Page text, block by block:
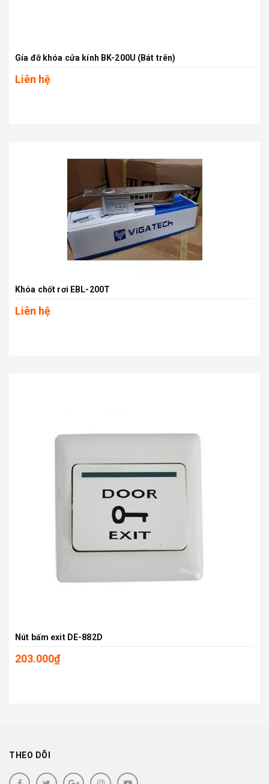
Gía đỡ khóa cửa kính BK-200U (Bát trên)
Liên hệ
Khóa chốt rơi EBL-200T
Liên hệ
Nút bấm exit DE-882D
203.000₫
THEO DÕI